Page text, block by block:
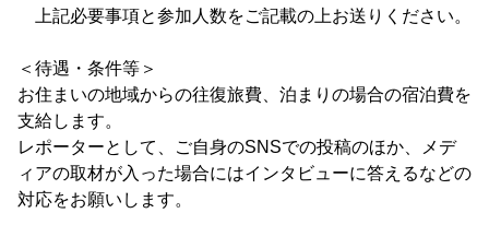
上記必要事項と参加人数をご記載の上お送りください。
＜待遇・条件等＞
お住まいの地域からの往復旅費、泊まりの場合の宿泊費を
支給します。
レポーターとして、ご自身のSNSでの投稿のほか、メデ
ィアの取材が入った場合にはインタビューに答えるなどの
対応をお願いします。